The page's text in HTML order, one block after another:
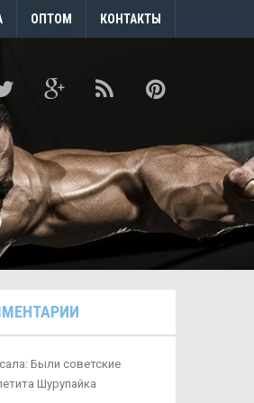
ОПТОМ КОНТАКТЫ
Были советские
Шурупайка